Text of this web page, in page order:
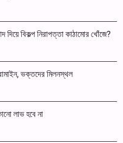
দিয়ে বিকল্প নিরাপত্তা কাঠামোর খোঁজে?
ভক্তদের মিলনস্থল
লাভ হবে না